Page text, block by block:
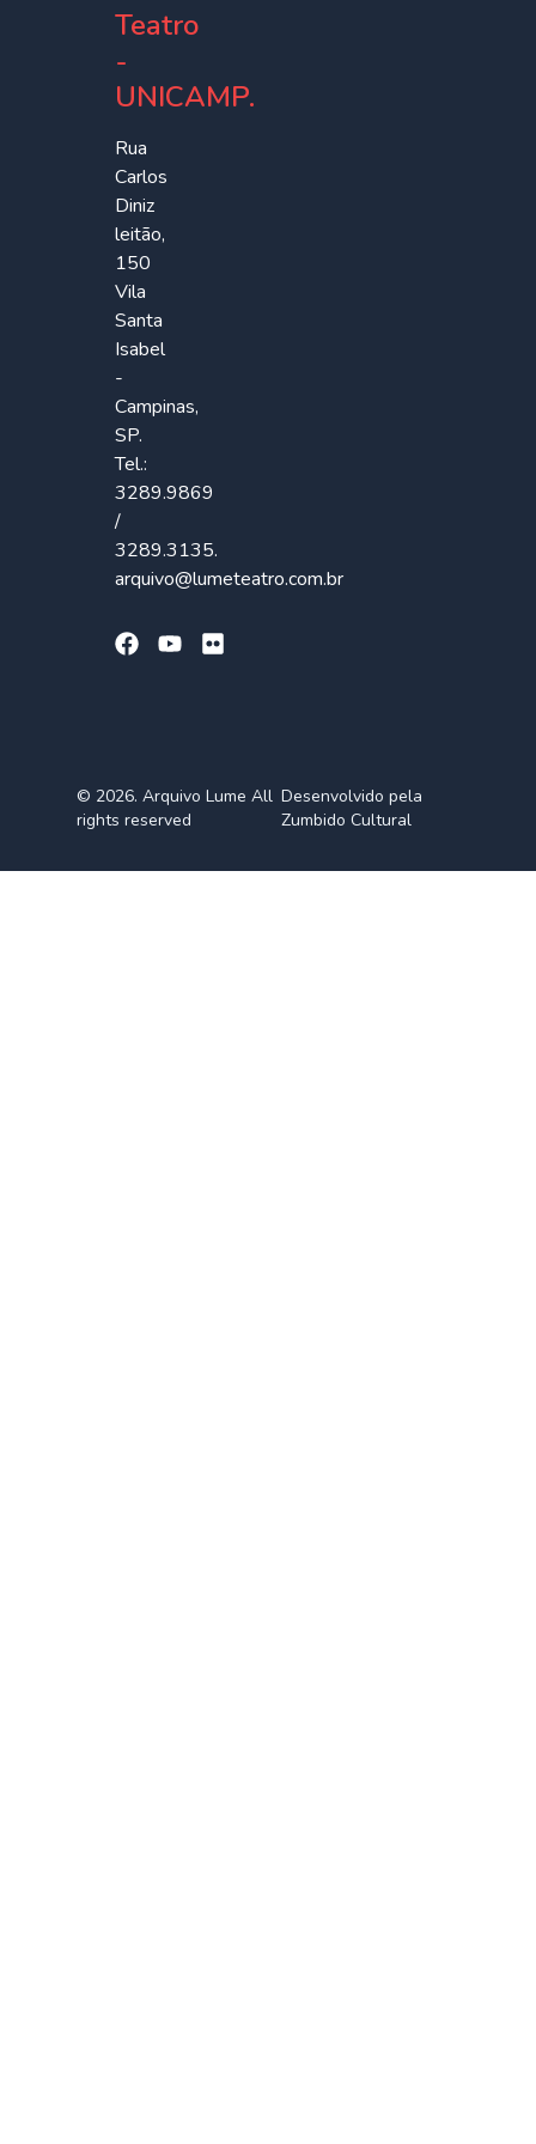
Teatro
-
UNICAMP.
Rua
Carlos
Diniz
leitão,
150
Vila
Santa
Isabel
-
Campinas,
SP.
Tel.:
3289.9869
/
3289.3135.
arquivo@lumeteatro.com.br
© 2026. Arquivo Lume All
rights reserved
Desenvolvido pela
Zumbido Cultural